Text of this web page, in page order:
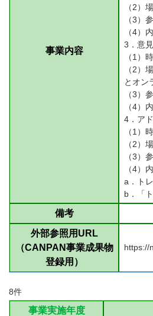
事業内容
（2）
（3）
（4）
3．意
（1）
（2）
とオン
（3）
（4）
4．ア
（1）
（2）
（3）
（4）
a．ト
b．「
備考
外部参照用URL
（CANPAN事業成果物
登録用）
https://
8件
事業実施年度